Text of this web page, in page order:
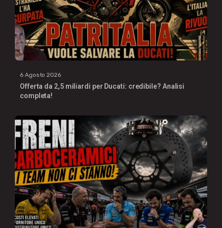
6 Agosto 2026
Offerta da 2,5 miliardi per Ducati: credibile? Analisi
completa!